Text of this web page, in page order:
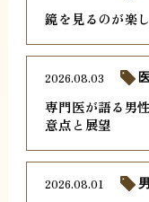
鏡を見るのが楽
専門医が語る男
意点と展望
2026.08.03
2026.08.01